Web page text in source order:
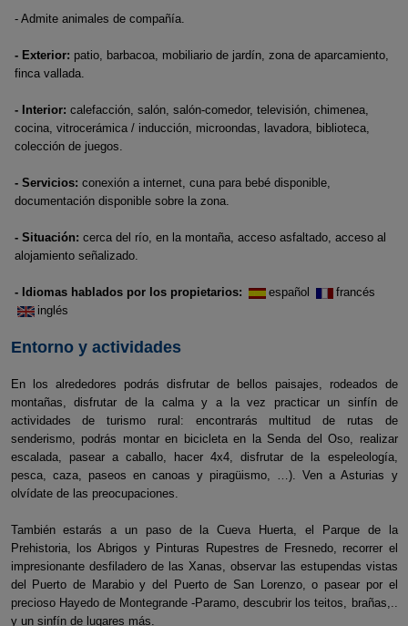
- Admite animales de compañía.
- Exterior: patio, barbacoa, mobiliario de jardín, zona de aparcamiento,
finca vallada.
- Interior: calefacción, salón, salón-comedor, televisión, chimenea,
cocina, vitrocerámica / inducción, microondas, lavadora, biblioteca,
colección de juegos.
- Servicios: conexión a internet, cuna para bebé disponible,
documentación disponible sobre la zona.
- Situación: cerca del río, en la montaña, acceso asfaltado, acceso al
alojamiento señalizado.
- Idiomas hablados por los propietarios: español
francés
inglés
Entorno y actividades
En los alrededores podrás disfrutar de bellos paisajes, rodeados de
montañas, disfrutar de la calma y a la vez practicar un sinfín de
actividades de turismo rural: encontrarás multitud de rutas de
senderismo, podrás montar en bicicleta en la Senda del Oso, realizar
escalada, pasear a caballo, hacer 4x4, disfrutar de la espeleología,
pesca, caza, paseos en canoas y piragüismo, …). Ven a Asturias y
olvídate de las preocupaciones.
También estarás a un paso de la Cueva Huerta, el Parque de la
Prehistoria, los Abrigos y Pinturas Rupestres de Fresnedo, recorrer el
impresionante desfiladero de las Xanas, observar las estupendas vistas
del Puerto de Marabio y del Puerto de San Lorenzo, o pasear por el
precioso Hayedo de Montegrande -Paramo, descubrir los teitos, brañas,..
y un sinfín de lugares más.